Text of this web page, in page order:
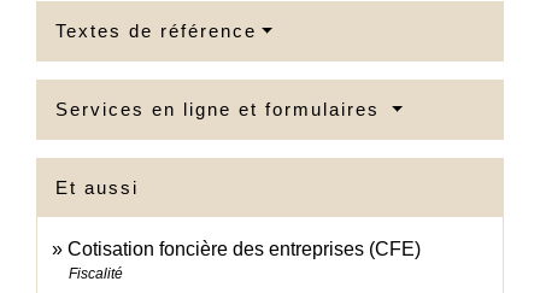
Textes de référence
Services en ligne et formulaires
Et aussi
Cotisation foncière des entreprises (CFE)
Fiscalité